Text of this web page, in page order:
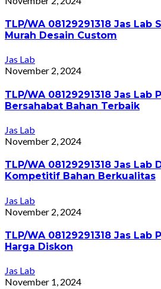
TLP/WA 08129291318 Jas Lab
Murah Desain Custom
Jas Lab
November 2, 2024
TLP/WA 08129291318 Jas Lab
Bersahabat Bahan Terbaik
Jas Lab
November 2, 2024
TLP/WA 08129291318 Jas Lab
Kompetitif Bahan Berkualitas
Jas Lab
November 2, 2024
TLP/WA 08129291318 Jas Lab
Harga Diskon
Jas Lab
November 1, 2024